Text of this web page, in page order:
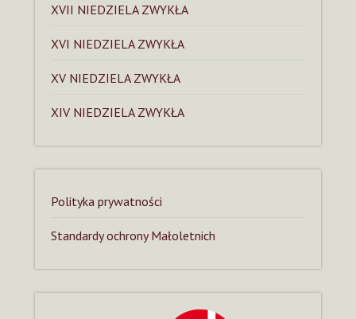
XVII NIEDZIELA ZWYKŁA
XVI NIEDZIELA ZWYKŁA
XV NIEDZIELA ZWYKŁA
XIV NIEDZIELA ZWYKŁA
Polityka prywatności
Standardy ochrony Małoletnich